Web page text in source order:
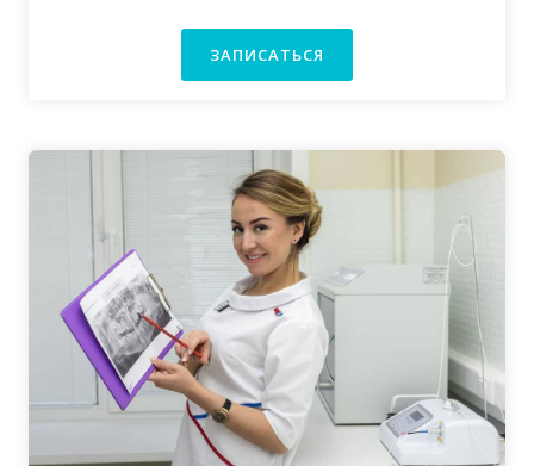
ЗАПИСАТЬСЯ